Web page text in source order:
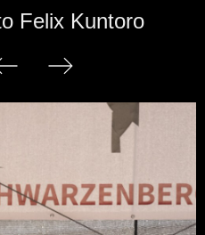
Felix Kuntoro